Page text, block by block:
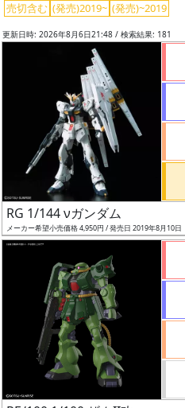
売切含む (発売)2019~ (発売)~2019
フ
リ
ー
グ
更新日時: 2026年8月6日21:48 / 検索結果: 181
RG 1/144 νガンダム
メーカー希望小売価格 4,950円 / 発売日 2019年8月10日